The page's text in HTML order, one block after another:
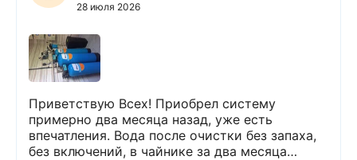
28 июля 2026
Приветствую Всех! Приобрел систему
примерно два месяца назад, уже есть
впечатления. Вода после очистки без запаха,
без включений, в чайнике за два месяца